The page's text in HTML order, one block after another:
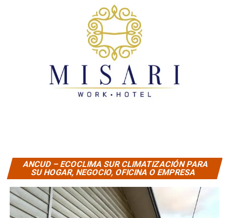
ANCUD – ECOCLIMA SUR CLIMATIZACIÓN PARA
SU HOGAR, NEGOCIO, OFICINA O EMPRESA